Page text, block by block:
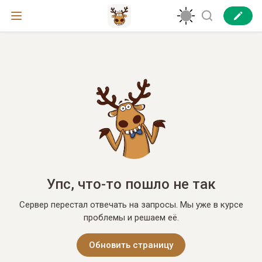
Упс, что-то пошло не так
Сервер перестал отвечать на запросы. Мы уже в курсе
проблемы и решаем её.
Обновить страницу